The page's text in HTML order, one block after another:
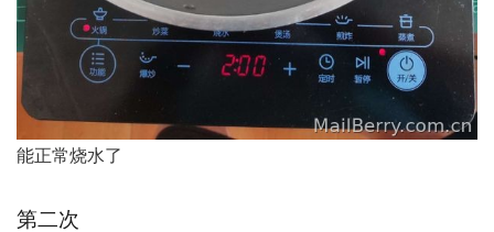
能正常烧水了
第二次